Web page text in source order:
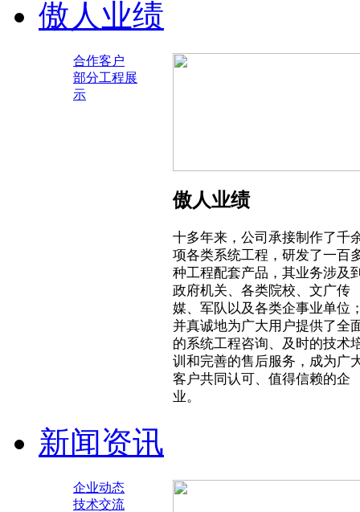
傲人业绩
合作客户
部分工程展
示
傲人业绩
十多年来，公司承接制作了千
项各类系统工程，研发了一百
种工程配套产品，其业务涉及
政府机关、各类院校、文广传
媒、军队以及各类企事业单位
并真诚地为广大用户提供了全
的系统工程咨询、及时的技术
训和完善的售后服务，成为广
客户共同认可、值得信赖的企
业。
新闻资讯
企业动态
技术交流